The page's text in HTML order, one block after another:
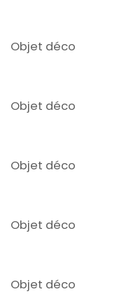
Objet déco
Objet déco
Objet déco
Objet déco
Objet déco